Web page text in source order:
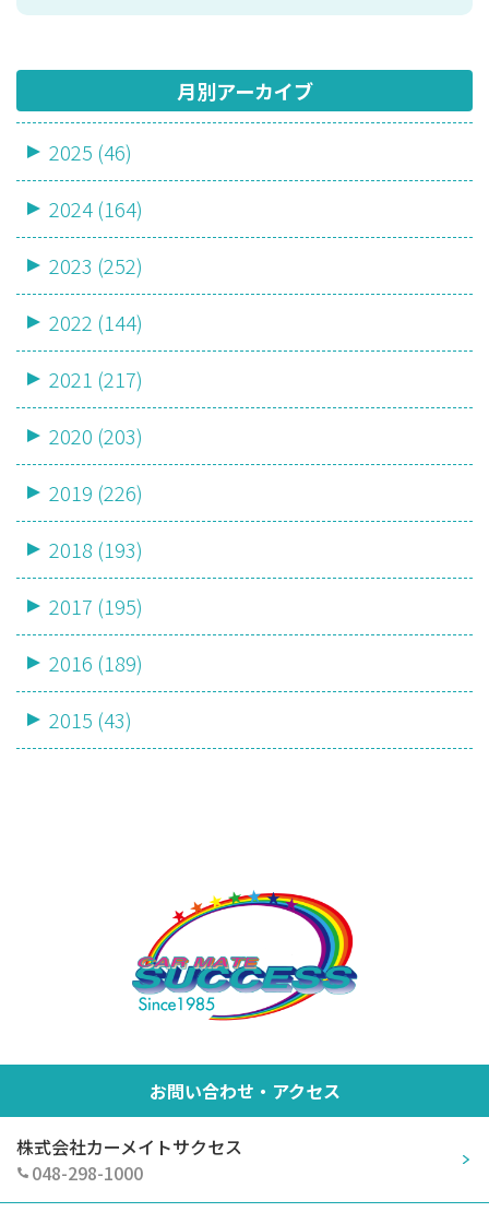
月別アーカイブ
2025 (46)
2024 (164)
2023 (252)
2022 (144)
2021 (217)
2020 (203)
2019 (226)
2018 (193)
2017 (195)
2016 (189)
2015 (43)
お問い合わせ・アクセス
株式会社カーメイトサクセス
048-298-1000